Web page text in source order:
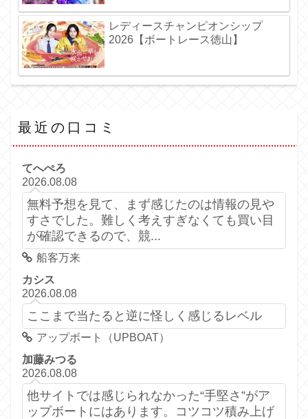
レディースチャンピオンシップ
2026【ボートレース徳山】
最近の口コミ
てへぺろ
2026.08.08
無料予想を見て、まず感じたのは情報の見や
すさでした。難しく考えすぎなくても買い目
が確認できるので、競...
船客万来
カシス
2026.08.08
ここまで当たると逆に怪しく感じるレベル
アップボート（UPBOAT）
加藤みつる
2026.08.08
他サイトでは感じられなかった“手堅さ”がア
ップボートにはあります。コツコツ積み上げ